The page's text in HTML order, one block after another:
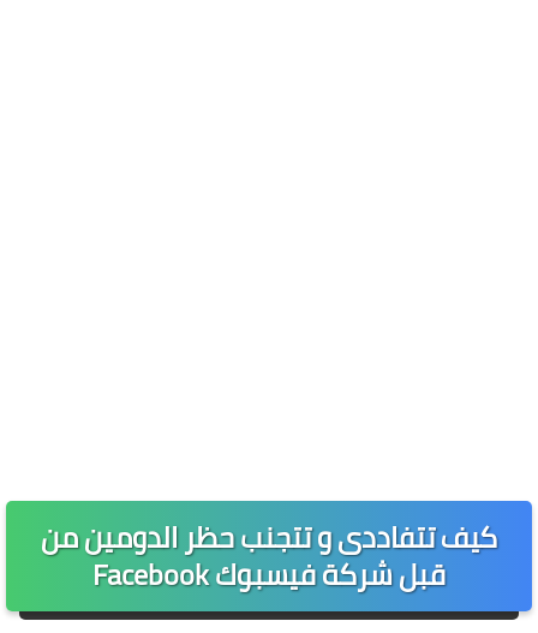
كيف تتفاددى و تتجنب حظر الدومين من
قبل شركة فيسبوك Facebook